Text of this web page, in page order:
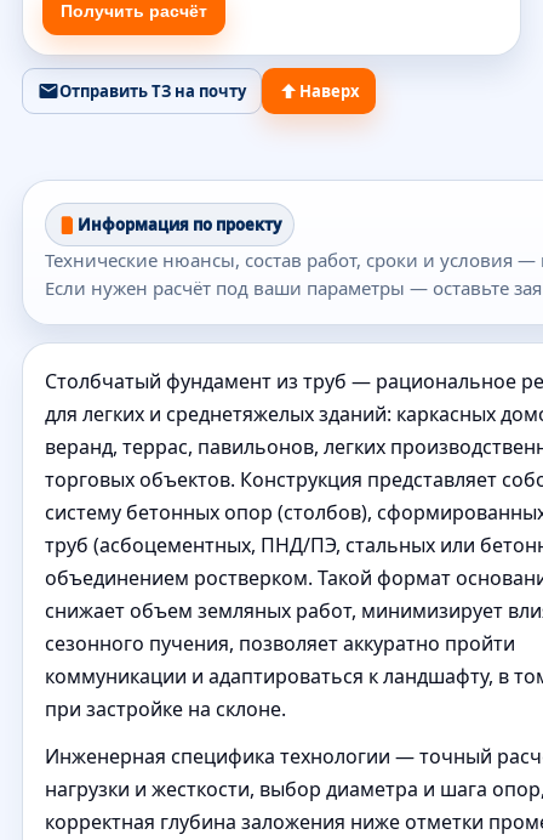
Получить расчёт
Отправить ТЗ на почту Наверх
Информация по проекту
Технические нюансы, состав работ, сроки и условия
Если нужен расчёт под ваши параметры — оставьте
Столбчатый фундамент из труб — рациональное
для легких и среднетяжелых зданий: каркасных
веранд, террас, павильонов, легких
торговых объектов. Конструкция представляет
систему бетонных опор (столбов),
труб (асбоцементных, ПНД/ПЭ, стальных или
объединением ростверком. Такой формат
снижает объем земляных работ, минимизирует
сезонного пучения, позволяет аккуратно пройти
коммуникации и адаптироваться к ландшафту, в
при застройке на склоне.
Инженерная специфика технологии — точный
нагрузки и жесткости, выбор диаметра и шага
корректная глубина заложения ниже отметки